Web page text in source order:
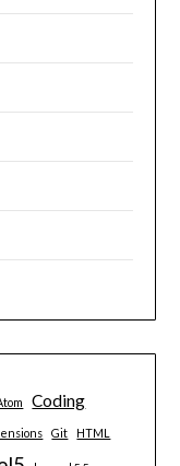
Coding
Git HTML